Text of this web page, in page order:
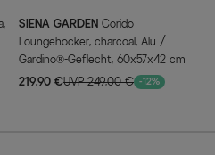
SIENA GARDEN
Loungehocker, charcoal, Alu /
Gardino®-Geflecht, 60x57x42 cm
219,90 €UVP 249,00 € -12%